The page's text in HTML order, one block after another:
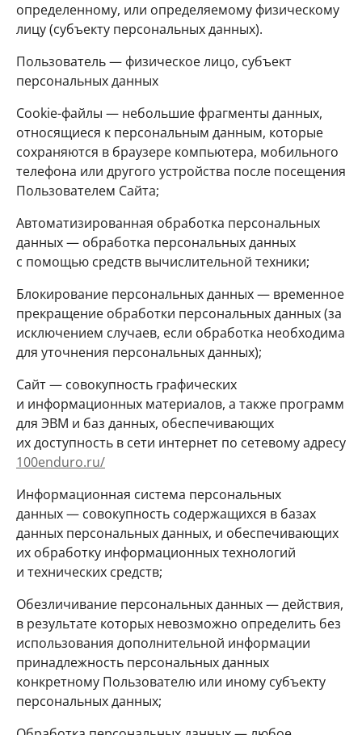
определенному, или определяемому физическому
лицу (субъекту персональных данных).
Пользователь — физическое лицо, субъект
персональных данных
Cookie-файлы — небольшие фрагменты данных,
относящиеся к персональным данным, которые
сохраняются в браузере компьютера, мобильного
телефона или другого устройства после посещения
Пользователем Сайта;
Автоматизированная обработка персональных
данных — обработка персональных данных
с помощью средств вычислительной техники;
Блокирование персональных данных — временное
прекращение обработки персональных данных (за
исключением случаев, если обработка необходима
для уточнения персональных данных);
Сайт — совокупность графических
и информационных материалов, а также программ
для ЭВМ и баз данных, обеспечивающих
их доступность в сети интернет по сетевому адресу
100enduro.ru/
Информационная система персональных
данных — совокупность содержащихся в базах
данных персональных данных, и обеспечивающих
их обработку информационных технологий
и технических средств;
Обезличивание персональных данных — действия,
в результате которых невозможно определить без
использования дополнительной информации
принадлежность персональных данных
конкретному Пользователю или иному субъекту
персональных данных;